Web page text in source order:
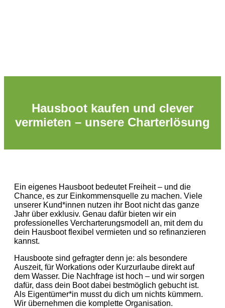
Hausboot kaufen und clever
vermieten – unsere Charterlösung
Ein eigenes Hausboot bedeutet Freiheit – und die
Chance, es zur Einkommensquelle zu machen. Viele
unserer Kund*innen nutzen ihr Boot nicht das ganze
Jahr über exklusiv. Genau dafür bieten wir ein
professionelles Vercharterungsmodell an, mit dem du
dein Hausboot flexibel vermieten und so refinanzieren
kannst.
Hausboote sind gefragter denn je: als besondere
Auszeit, für Workations oder Kurzurlaube direkt auf
dem Wasser. Die Nachfrage ist hoch – und wir sorgen
dafür, dass dein Boot dabei bestmöglich gebucht ist.
Als Eigentümer*in musst du dich um nichts kümmern.
Wir übernehmen die komplette Organisation.